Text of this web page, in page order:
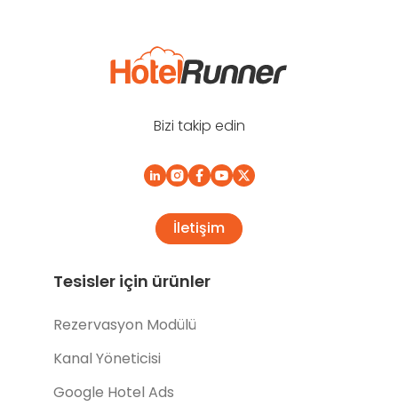
Bizi takip edin
İletişim
Tesisler için ürünler
Rezervasyon Modülü
Kanal Yöneticisi
Google Hotel Ads